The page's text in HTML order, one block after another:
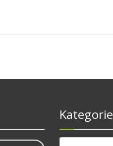
Kategorie
Kategorie